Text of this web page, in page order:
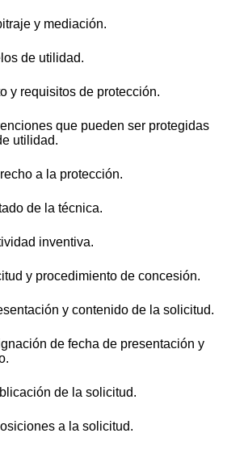
y mediación.
de utilidad.
y requisitos de protección.
que pueden ser protegidas
utilidad.
a la protección.
de la técnica.
inventiva.
y procedimiento de concesión.
y contenido de la solicitud.
de fecha de presentación y
de la solicitud.
a la solicitud.